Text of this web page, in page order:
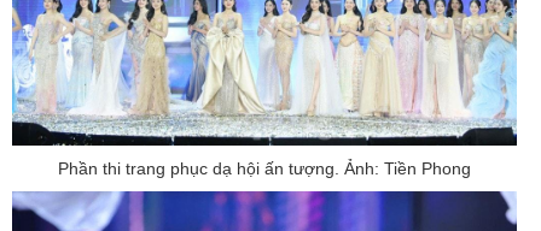
Phần thi trang phục dạ hội ấn tượng. Ảnh: Tiền Phong